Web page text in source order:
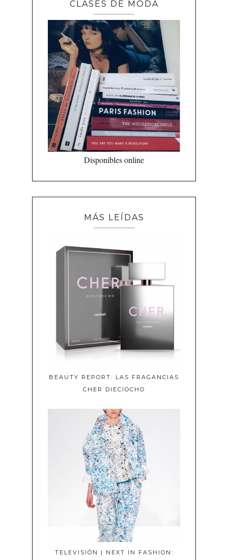
CLASES DE MODA
Disponibles online
MÁS LEÍDAS
BEAUTY REPORT: LAS FRAGANCIAS
CHER DIECIOCHO
TELEVISIÓN | NEXT IN FASHION: